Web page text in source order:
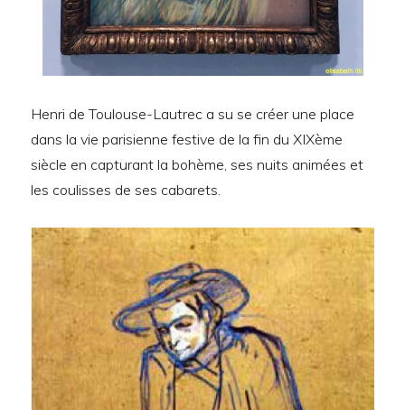
Henri de Toulouse-Lautrec a su se créer une place
dans la vie parisienne festive de la fin du XIXème
siècle en capturant la bohème, ses nuits animées et
les coulisses de ses cabarets.